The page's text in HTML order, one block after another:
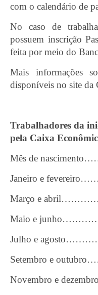
com o calendário de
No caso de
possuem inscrição
feita por meio do
Mais informações
disponíveis no site da
Trabalhadores da
pela Caixa
Mês de
Janeiro e
Março e
Maio e
Julho e
Setembro e
Novembro e